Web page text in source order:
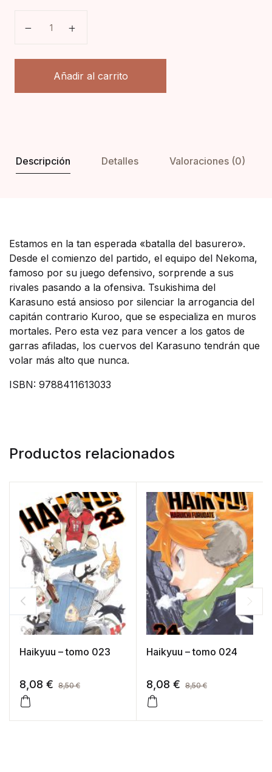
Añadir al carrito
Descripción Detalles Valoraciones (0)
Estamos en la tan esperada «batalla del basurero».
Desde el comienzo del partido, el equipo del Nekoma,
famoso por su juego defensivo, sorprende a sus
rivales pasando a la ofensiva. Tsukishima del
Karasuno está ansioso por silenciar la arrogancia del
capitán contrario Kuroo, que se especializa en muros
mortales. Pero esta vez para vencer a los gatos de
garras afiladas, los cuervos del Karasuno tendrán que
volar más alto que nunca.
ISBN: 9788411613033
Productos relacionados
Haikyuu – tomo 023
8,08 € 8,50€
Haikyuu – tomo 024
8,08 € 8,50€